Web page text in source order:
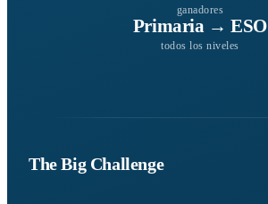
ganadores
Primaria → ESO
todos los niveles
The Big Challenge